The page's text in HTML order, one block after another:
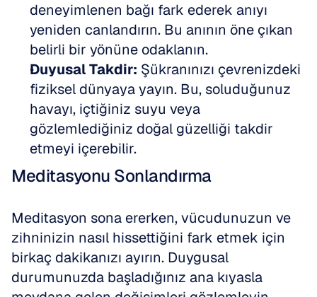
deneyimlenen bağı fark ederek anıyı
yeniden canlandırın. Bu anının öne çıkan
belirli bir yönüne odaklanın.
Duyusal Takdir: Şükranınızı çevrenizdeki
fiziksel dünyaya yayın. Bu, soluduğunuz
havayı, içtiğiniz suyu veya
gözlemlediğiniz doğal güzelliği takdir
etmeyi içerebilir.
Meditasyonu Sonlandırma
Meditasyon sona ererken, vücudunuzun ve
zihninizin nasıl hissettiğini fark etmek için
birkaç dakikanızı ayırın. Duygusal
durumunuzda başladığınız ana kıyasla